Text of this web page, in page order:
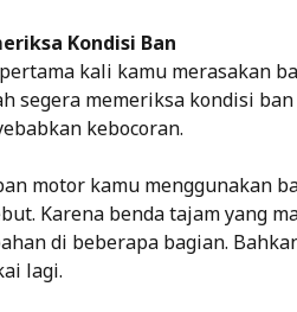
Kondisi Ban
kali kamu merasakan
segera memeriksa kondisi
kebocoran.
motor kamu menggunakan
Karena benda tajam yang
di beberapa bagian.
lagi.